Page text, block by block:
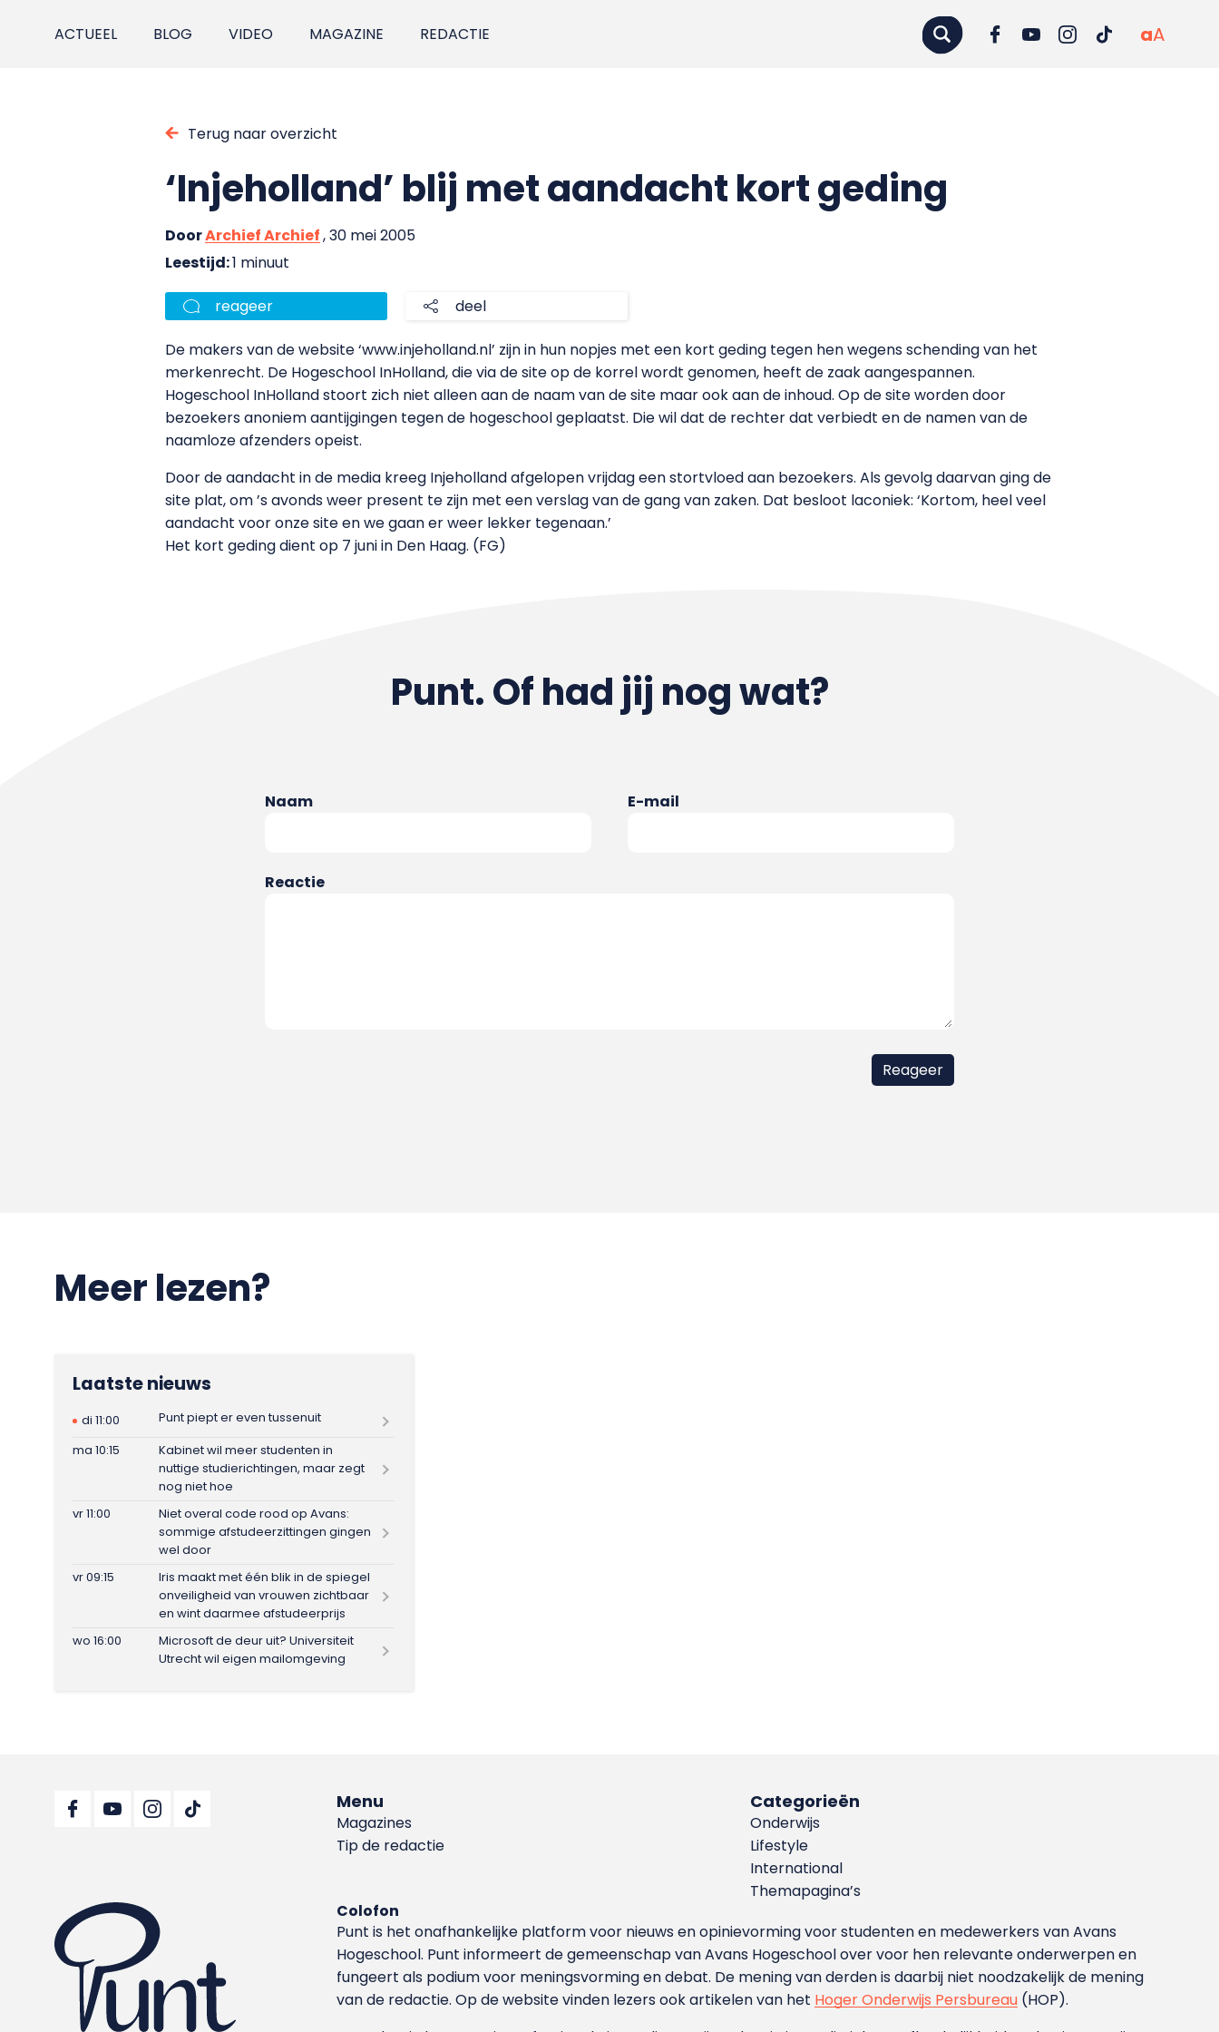
ACTUEEL BLOG VIDEO MAGAZINE REDACTIE aA
Terug naar overzicht
‘Injeholland’ blij met aandacht kort geding
DoorArchief Archief, 30 mei 2005
Leestijd:1 minuut
reageer deel
De makers van de website ‘www.injeholland.nl’ zijn in hun nopjes met een kort geding tegen hen wegens schending van het
merkenrecht. De Hogeschool InHolland, die via de site op de korrel wordt genomen, heeft de zaak aangespannen.
Hogeschool InHolland stoort zich niet alleen aan de naam van de site maar ook aan de inhoud. Op de site worden door
bezoekers anoniem aantijgingen tegen de hogeschool geplaatst. Die wil dat de rechter dat verbiedt en de namen van de
naamloze afzenders opeist.
Door de aandacht in de media kreeg Injeholland afgelopen vrijdag een stortvloed aan bezoekers. Als gevolg daarvan ging de
site plat, om ’s avonds weer present te zijn met een verslag van de gang van zaken. Dat besloot laconiek: ‘Kortom, heel veel
aandacht voor onze site en we gaan er weer lekker tegenaan.’
Het kort geding dient op 7 juni in Den Haag. (FG)
Punt. Of had jij nog wat?
Naam E-mail
Reactie
Meer lezen?
Laatste nieuws
di 11:00
Punt piept er even tussenuit
ma 10:15
Kabinet wil meer studenten in
nuttige studierichtingen, maar zegt
nog niet hoe
vr 11:00
Niet overal code rood op Avans:
sommige afstudeerzittingen gingen
wel door
vr 09:15
Iris maakt met één blik in de spiegel
onveiligheid van vrouwen zichtbaar
en wint daarmee afstudeerprijs
wo 16:00
Microsoft de deur uit? Universiteit
Utrecht wil eigen mailomgeving
Menu
Magazines
Tip de redactie
Categorieën
Onderwijs
Lifestyle
International
Themapagina’s
Colofon
Punt is het onafhankelijke platform voor nieuws en opinievorming voor studenten en medewerkers van Avans
Hoge­school. Punt informeert de gemeenschap van Avans Hogeschool over voor hen relevante onderwerpen en
fungeert als podium voor meningsvorming en debat. De mening van derden is daarbij niet noodzakelijk de mening
van de redactie. Op de website vinden lezers ook artikelen van het Hoger Onderwijs Persbureau (HOP).